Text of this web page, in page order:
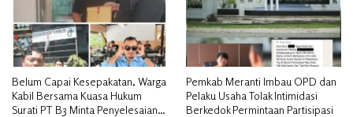
Belum Capai Kesepakatan, Warga
Kabil Bersama Kuasa Hukum
Surati PT B3 Minta Penyelesaian
Pemkab Meranti Imbau OPD dan
Pelaku Usaha Tolak Intimidasi
Berkedok Permintaan Partisipasi